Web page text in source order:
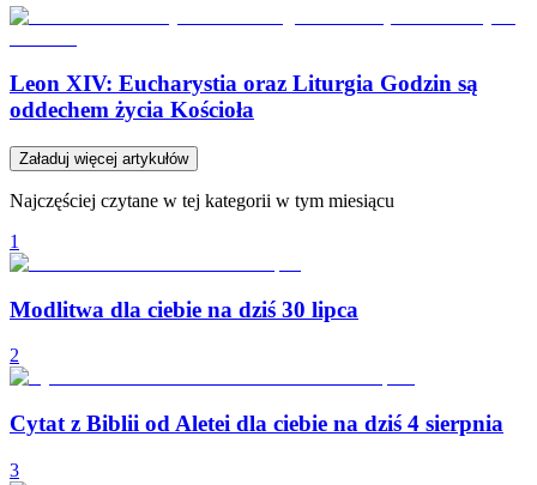
Leon XIV: Eucharystia oraz Liturgia Godzin są
oddechem życia Kościoła
Załaduj więcej artykułów
Najczęściej czytane w tej kategorii w tym miesiącu
1
Modlitwa dla ciebie na dziś 30 lipca
2
Cytat z Biblii od Aletei dla ciebie na dziś 4 sierpnia
3